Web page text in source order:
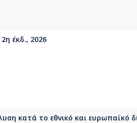
έκδ., 2026
κατά το εθνικό και ευρωπαϊκό